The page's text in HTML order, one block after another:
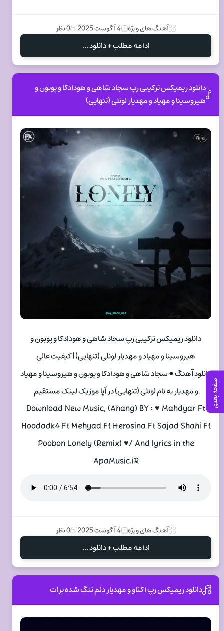
آهنگ های ویژه 4 آگوست 2025 0 نظر
ادامه مطلب + دانلود ...
دانلود ریمیکس ترکیبی رپ سجاد شاهی و هودادکا و پوبون و
هیروسینا و مهیاد و مهدیار لونلی (تنهایی)
دانلود ریمیکس ترکیبی رپ سجاد شاهی و هودادکا و پوبون و
هیروسینا و مهیاد و مهدیار لونلی (تنهایی) | کیفیت عالی
دانلود آهنگ ● سجاد شاهی و هودادکا و پوبون و هیروسینا و مهیاد
و مهدیار به نام لونلی (تنهایی) در آپا موزیک لینک مستقیم
Download New Music, (Ahang) BY : ♥ Mahdyar Ft
Hoodadk4 Ft Mehyad Ft Herosina Ft Sajad Shahi Ft
Poobon Lonely (Remix) ♥/ And lyrics in the
ApaMusic.iR
آهنگ های ویژه 4 آگوست 2025 0 نظر
ادامه مطلب + دانلود ...
دانلود ریمیکس رپ اکتاو و مهدیار دلم تنگ شده برات
صفحه بعدی